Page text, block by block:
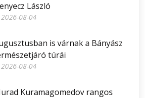
László
2026-08-04
is várnak a Bányász
túrái
2026-08-04
Kuramagomedov rangos